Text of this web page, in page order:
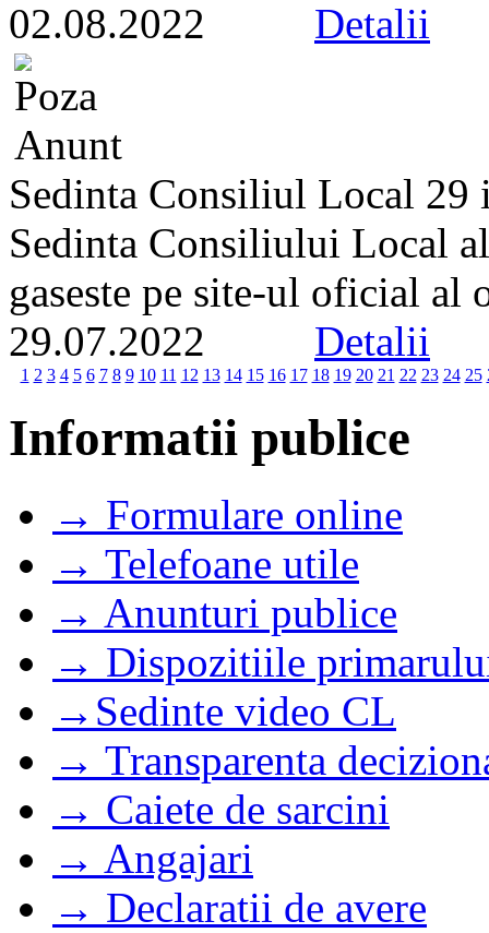
02.08.2022 Detalii
Sedinta Consiliul Local 29
Sedinta Consiliului Local
gaseste pe site-ul oficial al
29.07.2022 Detalii
1 2 3 4 5 6 7 8 9 10 11 12 13 14 15 16 17 18 19 20 21 22 23 24 25
Informatii publice
→ Formulare online
→ Telefoane utile
→ Anunturi publice
→ Dispozitiile
→Sedinte video CL
→ Transparenta
→ Caiete de sarcini
→ Angajari
→ Declaratii de avere